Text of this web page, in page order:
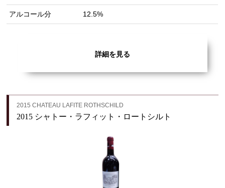
アルコール分 12.5%
詳細を見る
2015 CHATEAU LAFITE ROTHSCHILD
2015 シャトー・ラフィット・ロートシルト